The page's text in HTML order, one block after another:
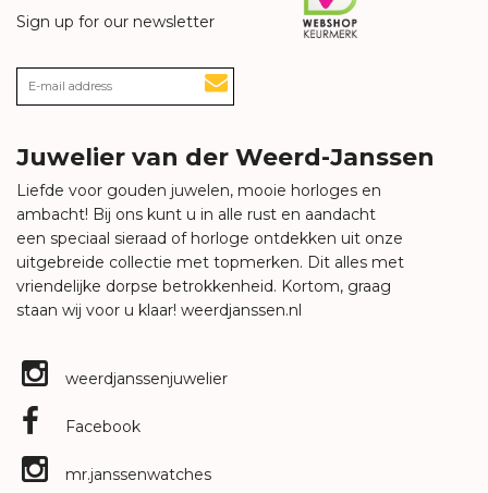
Sign up for our newsletter
Juwelier van der Weerd-Janssen
Liefde voor gouden juwelen, mooie horloges en
ambacht! Bij ons kunt u in alle rust en aandacht
een speciaal sieraad of horloge ontdekken uit onze
uitgebreide collectie met topmerken. Dit alles met
vriendelijke dorpse betrokkenheid. Kortom, graag
staan wij voor u klaar! weerdjanssen.nl
weerdjanssenjuwelier
Facebook
mr.janssenwatches